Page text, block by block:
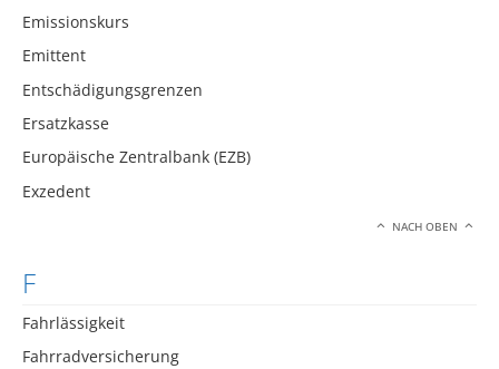
Emissionskurs
Emittent
Entschädigungsgrenzen
Ersatzkasse
Europäische Zentralbank (EZB)
Exzedent
NACH OBEN
F
Fahrlässigkeit
Fahrradversicherung